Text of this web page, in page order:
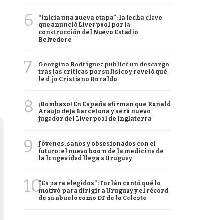
6
“Inicia una nueva etapa”: la fecha clave
que anunció Liverpool por la
construcción del Nuevo Estadio
Belvedere
7
Georgina Rodríguez publicó un descargo
tras las críticas por su físico y reveló qué
le dijo Cristiano Ronaldo
8
¡Bombazo! En España afirman que Ronald
Araujo deja Barcelona y será nuevo
jugador del Liverpool de Inglaterra
9
Jóvenes, sanos y obsesionados con el
futuro: el nuevo boom de la medicina de
la longevidad llega a Uruguay
10“Es para elegidos”: Forlán contó qué lo
motivó para dirigir a Uruguay y el récord
de su abuelo como DT de la Celeste